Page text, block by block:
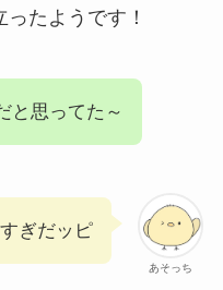
たようです！
と思ってた～
あそっち
ぎだッピ